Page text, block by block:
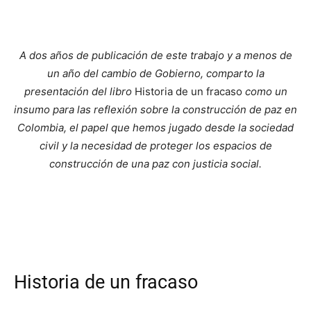
A dos años de publicación de este trabajo y a menos de
un año del cambio de Gobierno, comparto la
presentación del libro Historia de un fracaso como un
insumo para las reflexión sobre la construcción de paz en
Colombia, el papel que hemos jugado desde la sociedad
civil y la necesidad de proteger los espacios de
construcción de una paz con justicia social.
Historia de un fracaso